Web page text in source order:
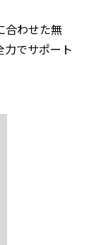
合わせた無
でサポート